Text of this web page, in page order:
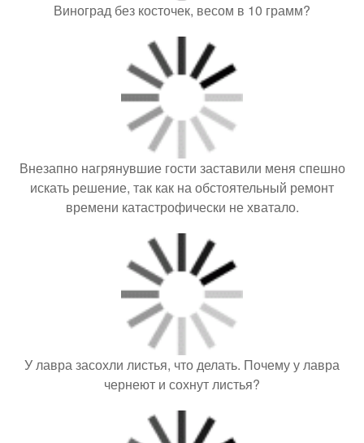
Виноград без косточек, весом в 10 грамм?
Внезапно нагрянувшие гости заставили меня спешно
искать решение, так как на обстоятельный ремонт
времени катастрофически не хватало.
У лавра засохли листья, что делать. Почему у лавра
чернеют и сохнут листья?